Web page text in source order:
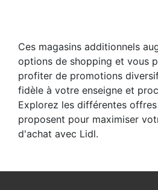
Ces magasins additionnels
options de shopping et vous
profiter de promotions
fidèle à votre enseigne et
Explorez les différentes
proposent pour maximiser
d'achat avec Lidl.